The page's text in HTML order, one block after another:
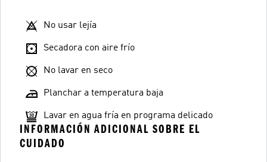
No usar lejía
Secadora con aire frío
No lavar en seco
Planchar a temperatura baja
Lavar en agua fría en programa delicado
INFORMACIÓN ADICIONAL SOBRE EL
CUIDADO